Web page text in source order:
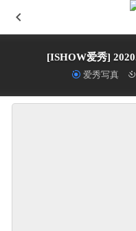
[ISHOW爱秀]
爱秀写真